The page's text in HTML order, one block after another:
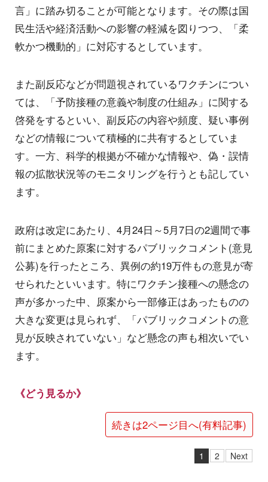
言」に踏み切ることが可能となります。その際は国
民生活や経済活動への影響の軽減を図りつつ、「柔
軟かつ機動的」に対応するとしています。
また副反応などが問題視されているワクチンについ
ては、「予防接種の意義や制度の仕組み」に関する
啓発をするといい、副反応の内容や頻度、疑い事例
などの情報について積極的に共有するとしていま
す。一方、科学的根拠が不確かな情報や、偽・誤情
報の拡散状況等のモニタリングを行うとも記してい
ます。
政府は改定にあたり、4月24日～5月7日の2週間で事
前にまとめた原案に対するパブリックコメント(意見
公募)を行ったところ、異例の約19万件もの意見が寄
せられたといいます。特にワクチン接種への懸念の
声が多かった中、原案から一部修正はあったものの
大きな変更は見られず、「パブリックコメントの意
見が反映されていない」など懸念の声も相次いでい
ます。
《どう見るか》
続きは2ページ目へ(有料記事)
1 2 Next